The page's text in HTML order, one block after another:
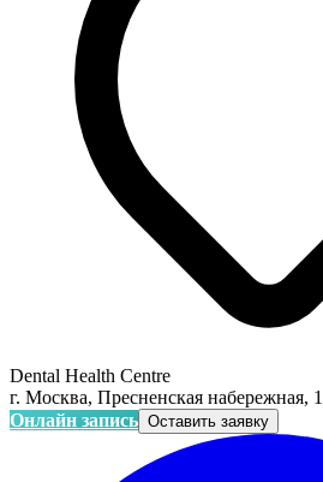
Dental Health Centre
г. Москва, Пресненская набережная,
Онлайн запись Оставить заявку